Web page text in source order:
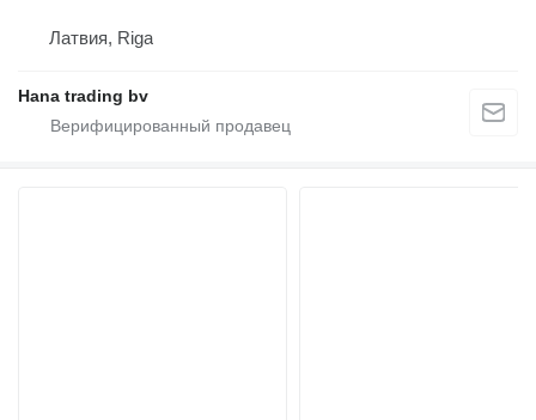
Латвия, Riga
Hana trading bv